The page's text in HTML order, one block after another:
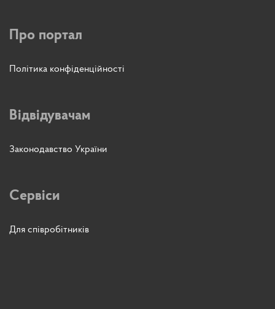
Про портал
Політика конфіденційності
Відвідувачам
Законодавство України
Сервіси
Для співробітників